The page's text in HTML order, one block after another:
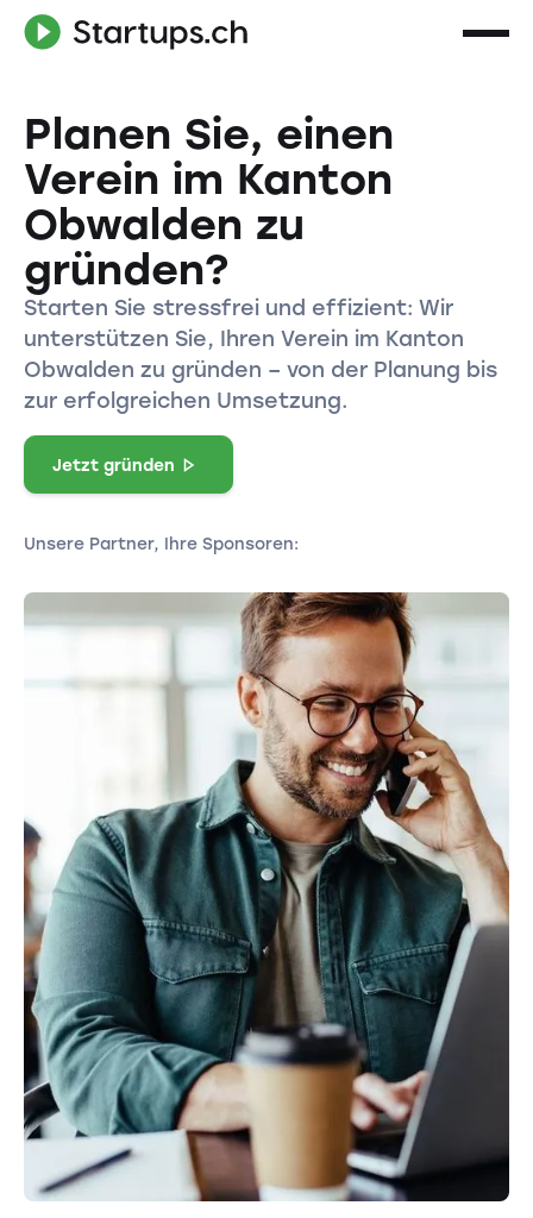
Planen Sie, einen
Verein im Kanton
Obwalden zu
gründen?
Starten Sie stressfrei und effizient: Wir
unterstützen Sie, Ihren Verein im Kanton
Obwalden zu gründen – von der Planung bis
zur erfolgreichen Umsetzung.
Jetzt gründen
Unsere Partner, Ihre Sponsoren: